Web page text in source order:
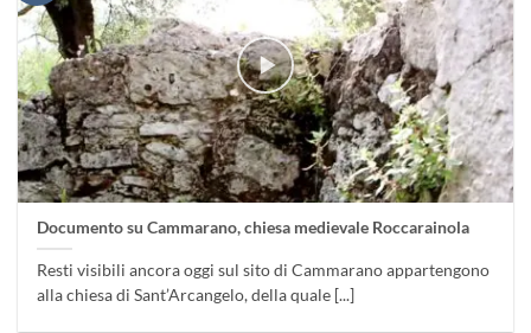
Documento su Cammarano, chiesa medievale Roccarainola
Resti visibili ancora oggi sul sito di Cammarano appartengono
alla chiesa di Sant’Arcangelo, della quale [...]